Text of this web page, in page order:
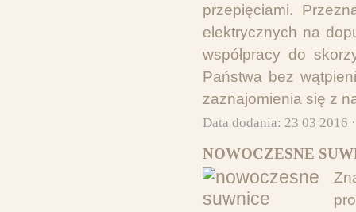
przepięciami.
elektrycznych na
współpracy do
Państwa bez
zaznajomienia się z
Data dodania: 23 03 2016
NOWOCZESNE